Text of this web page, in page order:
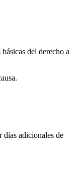
del derecho a
días adicionales de